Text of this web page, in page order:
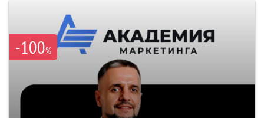
-100%